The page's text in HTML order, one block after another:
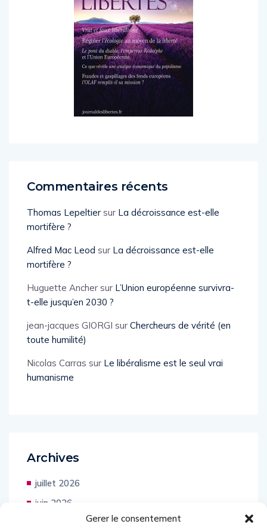
Gerer le consentement
Commentaires récents
Thomas Lepeltier sur La décroissance est-elle
mortifère ?
Alfred Mac Leod sur La décroissance est-elle
mortifère ?
Huguette Ancher sur L’Union européenne survivra-
t-elle jusqu’en 2030 ?
jean-jacques GIORGI sur Chercheurs de vérité (en
toute humilité)
Nicolas Carras sur Le libéralisme est le seul vrai
humanisme
Archives
juillet 2026
juin 2026